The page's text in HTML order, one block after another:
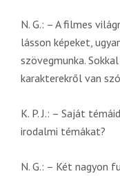
N. G.: – A filmes
lásson képeket,
szövegmunka.
karakterekről van
K. P. J.: – Saját
irodalmi témákat?
N. G.: – Két nagyon